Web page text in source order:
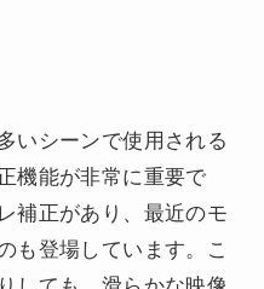
いシーンで使用される
機能が非常に重要で
補正があり、最近のモ
も登場しています。こ